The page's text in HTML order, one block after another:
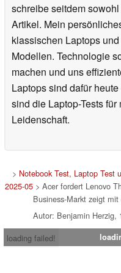
schreibe seitdem
Artikel. Mein
klassischen Laptops
Modellen. Technologie
machen und uns
Laptops sind dafür
sind die Laptop-Tests
Leidenschaft.
> Notebook Test, Laptop Test
2025-05> Acer fordert Lenovo
Business-Markt zeigt
Autor: Benjamin Herzig,
loading failed!